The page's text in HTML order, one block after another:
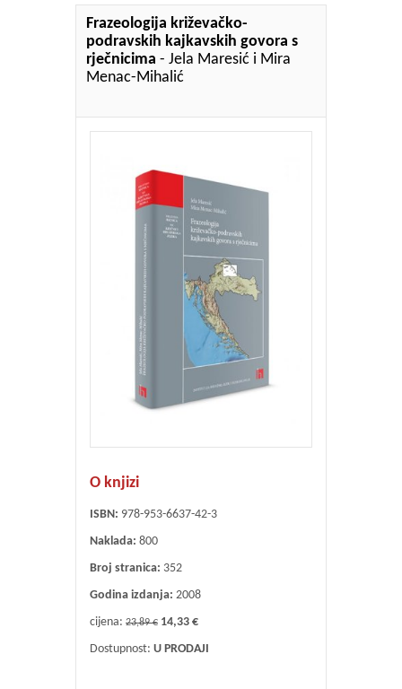
Frazeologija križevačko-
podravskih kajkavskih govora s
rječnicima - Jela Maresić i Mira
Menac-Mihalić
O knjizi
ISBN: 978-953-6637-42-3
Naklada: 800
Broj stranica: 352
Godina izdanja: 2008
cijena: 23,89 € 14,33 €
Dostupnost: U PRODAJI